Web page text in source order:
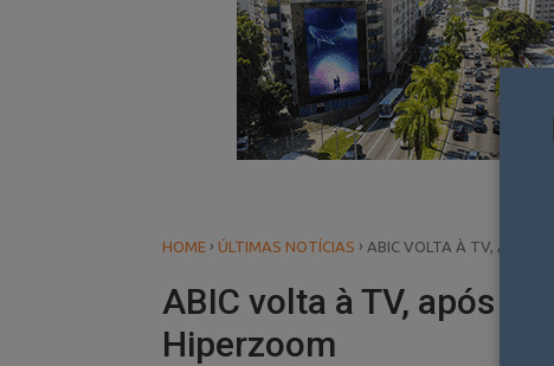
HOME › ÚLTIMAS NOTÍCIAS › ABIC VOLTA À TV, APÓS
ABIC volta à TV, após
Hiperzoom